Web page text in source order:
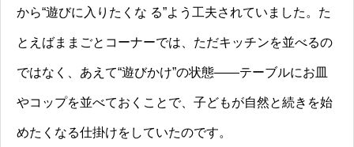
から“遊びに入りたくな る”よう工夫されていました。た
とえばままごとコーナーでは、ただキッチンを並べるの
ではなく、あえて“遊びかけ”の状態――テーブルにお皿
やコップを並べておくことで、子どもが自然と続きを始
めたくなる仕掛けをしていたのです。